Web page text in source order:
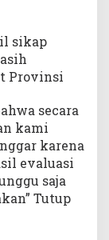
sikap
Provinsi
secara
kami
karena
evaluasi
saja
Tutup